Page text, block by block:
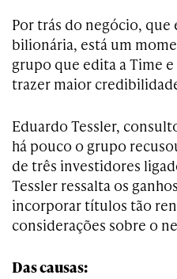
Por trás do negócio,
bilionária, está um
grupo que edita a Time
trazer maior
Eduardo Tessler,
há pouco o grupo
de três investidores
Tessler ressalta os
incorporar títulos tão
considerações sobre o
Das causas: